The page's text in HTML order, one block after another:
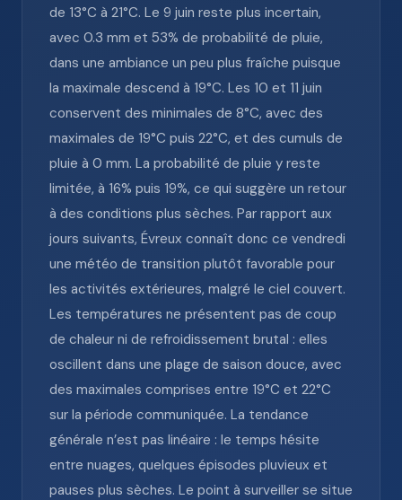
de 13°C à 21°C. Le 9 juin reste plus incertain,
avec 0.3 mm et 53% de probabilité de pluie,
dans une ambiance un peu plus fraîche puisque
la maximale descend à 19°C. Les 10 et 11 juin
conservent des minimales de 8°C, avec des
maximales de 19°C puis 22°C, et des cumuls de
pluie à 0 mm. La probabilité de pluie y reste
limitée, à 16% puis 19%, ce qui suggère un retour
à des conditions plus sèches. Par rapport aux
jours suivants, Évreux connaît donc ce vendredi
une météo de transition plutôt favorable pour
les activités extérieures, malgré le ciel couvert.
Les températures ne présentent pas de coup
de chaleur ni de refroidissement brutal : elles
oscillent dans une plage de saison douce, avec
des maximales comprises entre 19°C et 22°C
sur la période communiquée. La tendance
générale n’est pas linéaire : le temps hésite
entre nuages, quelques épisodes pluvieux et
pauses plus sèches. Le point à surveiller se situe